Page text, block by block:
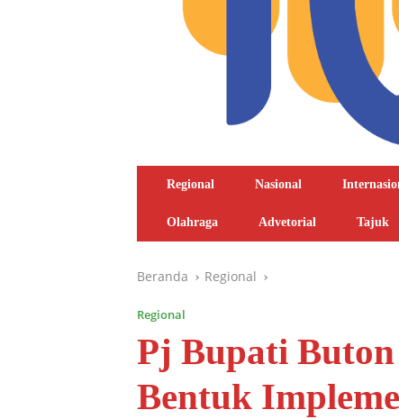
Regional Nasional
Olahraga Advetorial Tajuk
Beranda Regional
Regional
Pj Bupati
Bentuk